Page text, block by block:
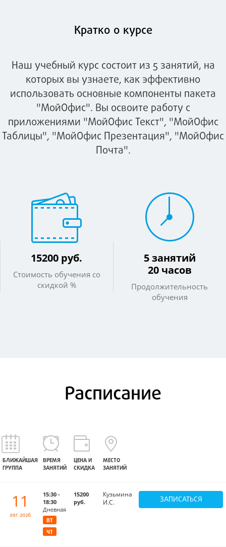
Кратко о курсе
Наш учебный курс состоит из 5 занятий, на
которых вы узнаете, как эффективно
использовать основные компоненты пакета
"МойОфис". Вы освоите работу с
приложениями "МойОфис Текст", "МойОфис
Таблицы", "МойОфис Презентация", "МойОфис
Почта".
15200 руб.
Стоимость обучения со
скидкой %
5 занятий
20 часов
Продолжительность
обучения
Расписание
БЛИЖАЙШАЯ
ГРУППА
ВРЕМЯ
ЗАНЯТИЙ
ЦЕНА И
СКИДКА
МЕСТО
ЗАНЯТИЙ
11
авг 2026
15:30 -
18:30
Дневная
ВТ
ЧТ
15200
руб.
Кузьмина
И.С.
ЗАПИСАТЬСЯ